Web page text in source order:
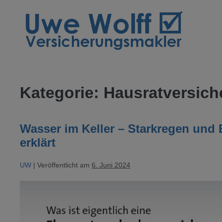
springen
Kategorie:
Wasser im Keller – Starkregen
erklärt
UW | Veröffentlicht am 6. Juni 2024